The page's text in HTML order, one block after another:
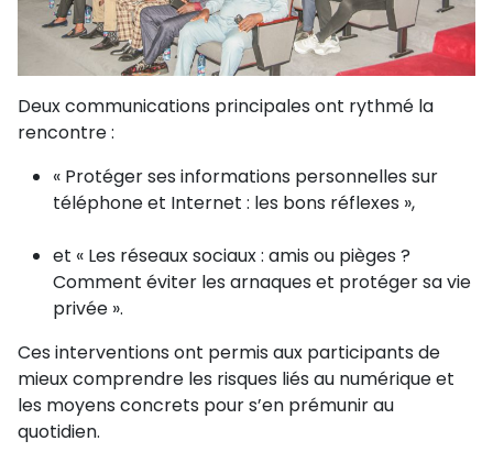
Deux communications principales ont rythmé la
rencontre :
« Protéger ses informations personnelles sur
téléphone et Internet : les bons réflexes »,
et « Les réseaux sociaux : amis ou pièges ?
Comment éviter les arnaques et protéger sa vie
privée ».
Ces interventions ont permis aux participants de
mieux comprendre les risques liés au numérique et
les moyens concrets pour s’en prémunir au
quotidien.